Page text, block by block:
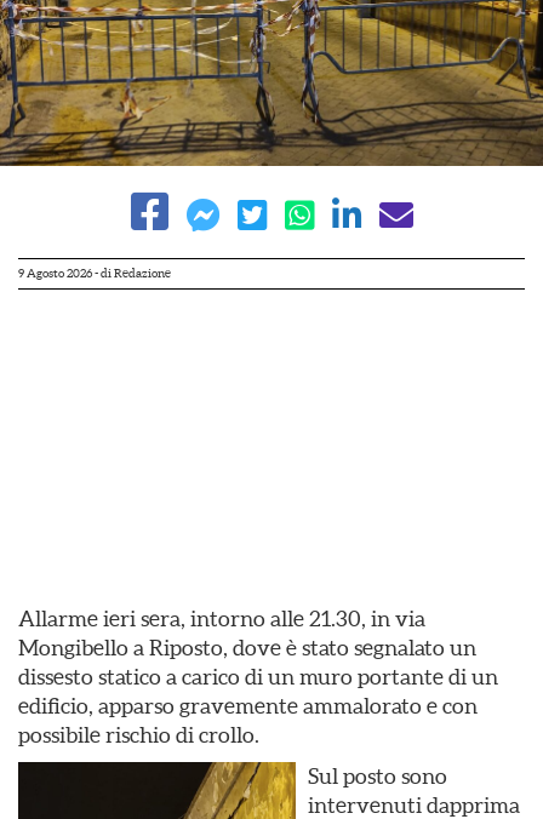
9 Agosto 2026- di Redazione
Allarme ieri sera, intorno alle 21.30, in via
Mongibello a Riposto, dove è stato segnalato un
dissesto statico a carico di un muro portante di un
edificio, apparso gravemente ammalorato e con
possibile rischio di crollo.
Sul posto sono
intervenuti dapprima